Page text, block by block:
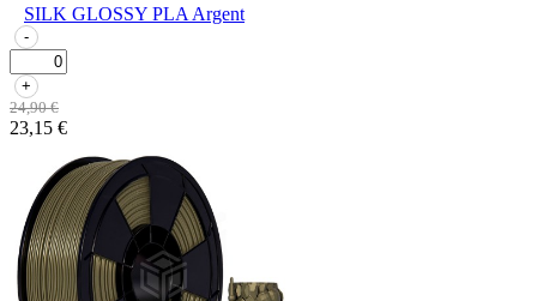
SILK GLOSSY PLA Argent
-
+
24,90 €
23,15 €